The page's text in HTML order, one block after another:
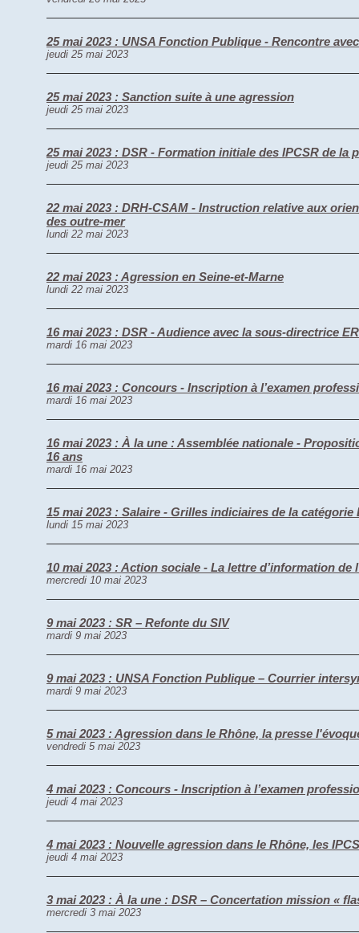
25 mai 2023 : UNSA Fonction Publique - Rencontre
jeudi 25 mai 2023
25 mai 2023 : Sanction suite à une agression
jeudi 25 mai 2023
25 mai 2023 : DSR - Formation initiale des IPCSR de la
jeudi 25 mai 2023
22 mai 2023 : DRH-CSAM - Instruction relative aux
des outre-mer
lundi 22 mai 2023
22 mai 2023 : Agression en Seine-et-Marne
lundi 22 mai 2023
16 mai 2023 : DSR - Audience avec la sous-directrice
mardi 16 mai 2023
16 mai 2023 : Concours - Inscription à l’examen
mardi 16 mai 2023
16 mai 2023 : À la une : Assemblée nationale -
16 ans
mardi 16 mai 2023
15 mai 2023 : Salaire - Grilles indiciaires de la catégorie
lundi 15 mai 2023
10 mai 2023 : Action sociale - La lettre d’information de
mercredi 10 mai 2023
9 mai 2023 : SR – Refonte du SIV
mardi 9 mai 2023
9 mai 2023 : UNSA Fonction Publique – Courrier
mardi 9 mai 2023
5 mai 2023 : Agression dans le Rhône, la presse
vendredi 5 mai 2023
4 mai 2023 : Concours - Inscription à l’examen
jeudi 4 mai 2023
4 mai 2023 : Nouvelle agression dans le Rhône, les
jeudi 4 mai 2023
3 mai 2023 : À la une : DSR – Concertation mission «
mercredi 3 mai 2023